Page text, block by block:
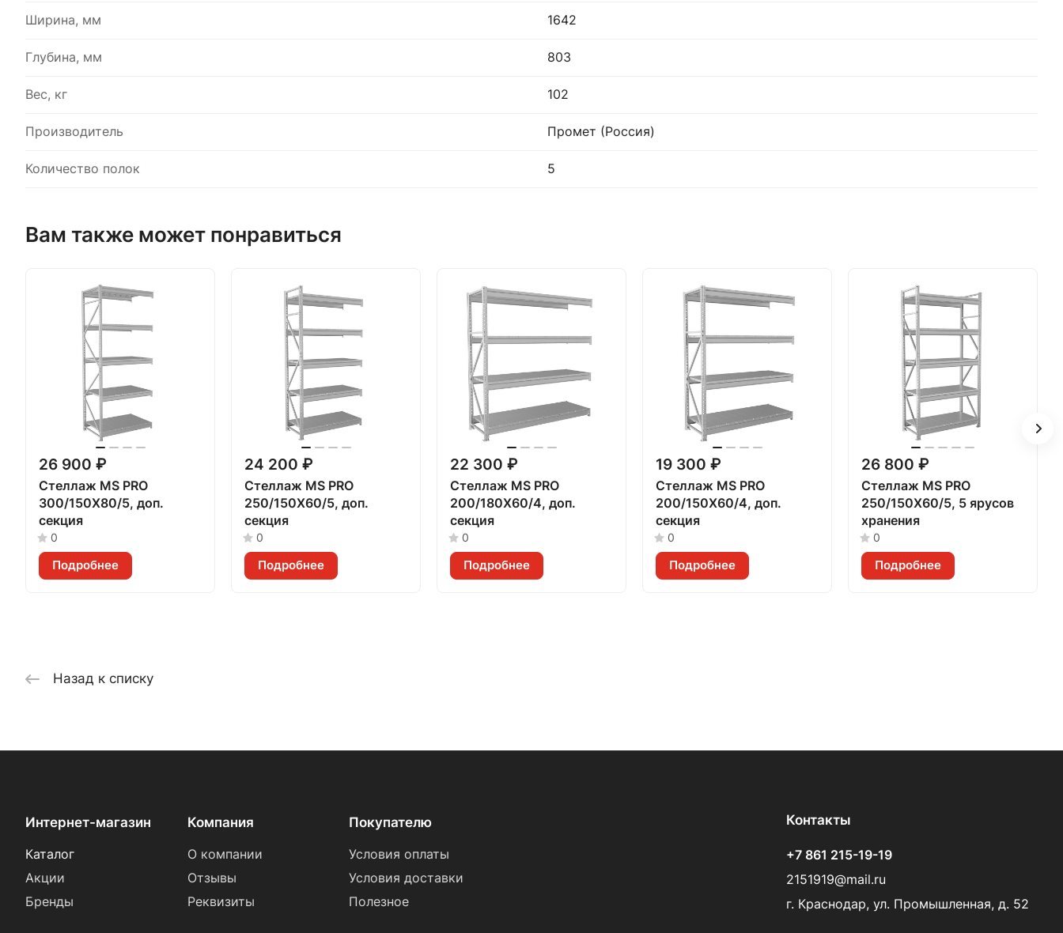
Ширина, мм 1642
Глубина, мм 803
Вес, кг 102
Производитель Промет (Россия)
Количество полок 5
Вам также может понравиться
26 900 ₽
Стеллаж MS PRO
300/150X80/5, доп.
секция
0
Подробнее
24 200 ₽
Стеллаж MS PRO
250/150X60/5, доп.
секция
0
Подробнее
22 300 ₽
Стеллаж MS PRO
200/180X60/4, доп.
секция
0
Подробнее
19 300 ₽
Стеллаж MS PRO
200/150X60/4, доп.
секция
0
Подробнее
26 800 ₽
Стеллаж MS PRO
250/150X60/5, 5 ярусов
хранения
0
Подробнее
Назад к списку
Интернет-магазин
Каталог
Акции
Бренды
Компания
О компании
Отзывы
Реквизиты
Покупателю
Условия оплаты
Условия доставки
Полезное
Контакты
+7 861 215-19-19
2151919@mail.ru
г. Краснодар, ул. Промышленная, д. 52